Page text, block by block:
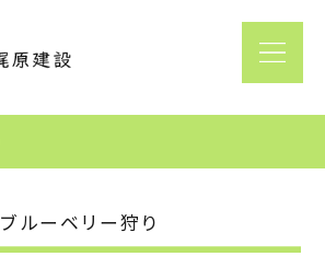
ブルーベリー狩り